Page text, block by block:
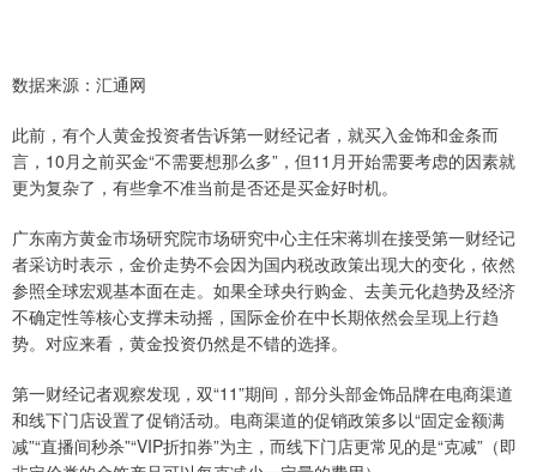
数据来源：汇通网
此前，有个人黄金投资者告诉第一财经记者，就买入金饰和金条而
言，10月之前买金“不需要想那么多”，但11月开始需要考虑的因素就
更为复杂了，有些拿不准当前是否还是买金好时机。
广东南方黄金市场研究院市场研究中心主任宋蒋圳在接受第一财经记
者采访时表示，金价走势不会因为国内税改政策出现大的变化，依然
参照全球宏观基本面在走。如果全球央行购金、去美元化趋势及经济
不确定性等核心支撑未动摇，国际金价在中长期依然会呈现上行趋
势。对应来看，黄金投资仍然是不错的选择。
第一财经记者观察发现，双“11”期间，部分头部金饰品牌在电商渠道
和线下门店设置了促销活动。电商渠道的促销政策多以“固定金额满
减”“直播间秒杀”“VIP折扣券”为主，而线下门店更常见的是“克减”（即